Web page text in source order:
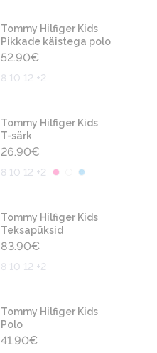
Tommy Hilfiger Kids
Pikkade käistega polo
52.90€
8 10 12 +2
Tommy Hilfiger Kids
T-särk
26.90€
8 10 12 +2
Tommy Hilfiger Kids
Teksapüksid
83.90€
8 10 12 +2
Tommy Hilfiger Kids
Polo
41.90€